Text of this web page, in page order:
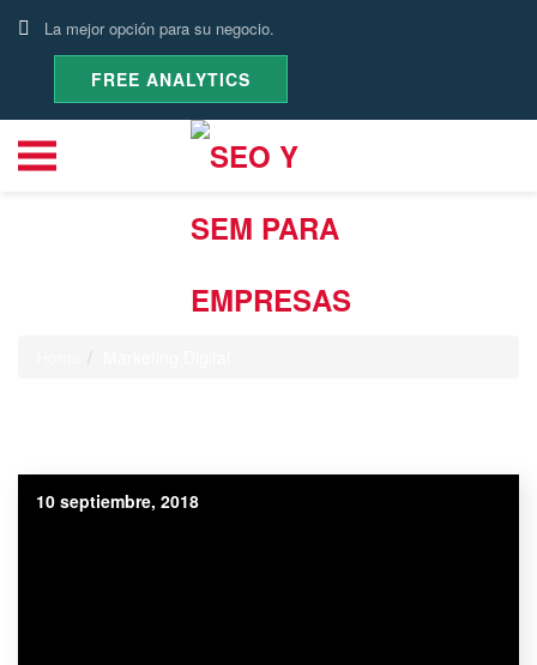
La mejor opción para su negocio.
FREE ANALYTICS
Marketing Digital
10 septiembre, 2018